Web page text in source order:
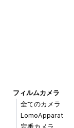
フィルムカメラ
全てのカメラ
LomoApparat